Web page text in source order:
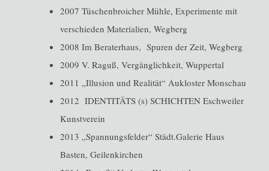
2007 Tüschenbroicher Mühle, Experimente mit
verschieden Materialien, Wegberg
2008 Im Beraterhaus, Spuren der Zeit, Wegberg
2009 V. Raguß, Vergänglichkeit, Wuppertal
2011 „Illusion und Realität“ Aukloster Monschau
2012 IDENTITÄTS (s) SCHICHTEN Eschweiler
Kunstverein
2013 „Spannungsfelder“ Städt.Galerie Haus
Basten, Geilenkirchen